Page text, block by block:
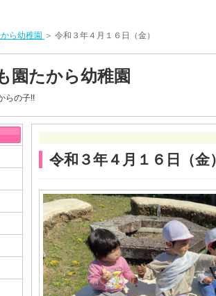
ら幼稚園 ＞ 令和３年４月１６日（金）
園たから幼稚園
らの子!!
令和３年４月１６日（金